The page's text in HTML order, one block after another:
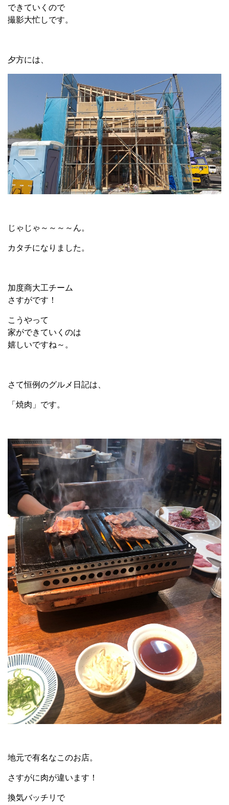
できていくので
撮影大忙しです。
夕方には、
じゃじゃ～～～～ん。
カタチになりました。
加度商大工チーム
さすがです！
こうやって
家ができていくのは
嬉しいですね～。
さて恒例のグルメ日記は、
「焼肉」です。
地元で有名なこのお店。
さすがに肉が違います！
換気バッチリで